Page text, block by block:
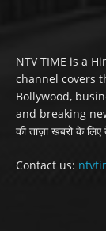
NTV TIME is a
channel covers
Bollywood,
and breaking
की ताज़ा खबरो के
Contact us: